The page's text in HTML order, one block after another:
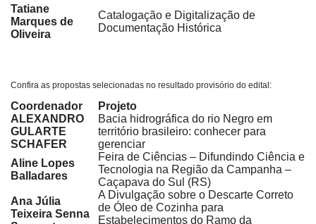
Tatiane
Marques de
Oliveira
Catalogação e Digitalização de
Documentação Histórica
Confira as propostas selecionadas no resultado provisório do edital:
Coordenador
Projeto
ALEXANDRO
GULARTE
SCHAFER
Bacia hidrográfica do rio Negro em
território brasileiro: conhecer para
gerenciar
Aline Lopes
Balladares
Feira de Ciências – Difundindo Ciência e
Tecnologia na Região da Campanha –
Caçapava do Sul (RS)
Ana Júlia
Teixeira Senna
A Divulgação sobre o Descarte Correto
de Óleo de Cozinha para
Estabelecimentos do Ramo da